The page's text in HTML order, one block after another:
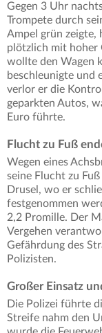
Gegen 3 Uhr
Trompete durch
Ampel grün zeigte,
plötzlich mit hoher
wollte den Wagen
beschleunigte und
verlor er die
geparkten Autos,
Euro führte.
Flucht zu Fuß
Wegen eines
seine Flucht zu
Drusel, wo er
festgenommen
2,2 Promille. Der
Vergehen
Gefährdung des
Polizisten.
Großer Einsatz
Die Polizei führte
Streife nahm den